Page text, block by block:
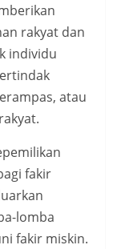
rakyat dan
individu
atau
fakir
lomba
fakir miskin.